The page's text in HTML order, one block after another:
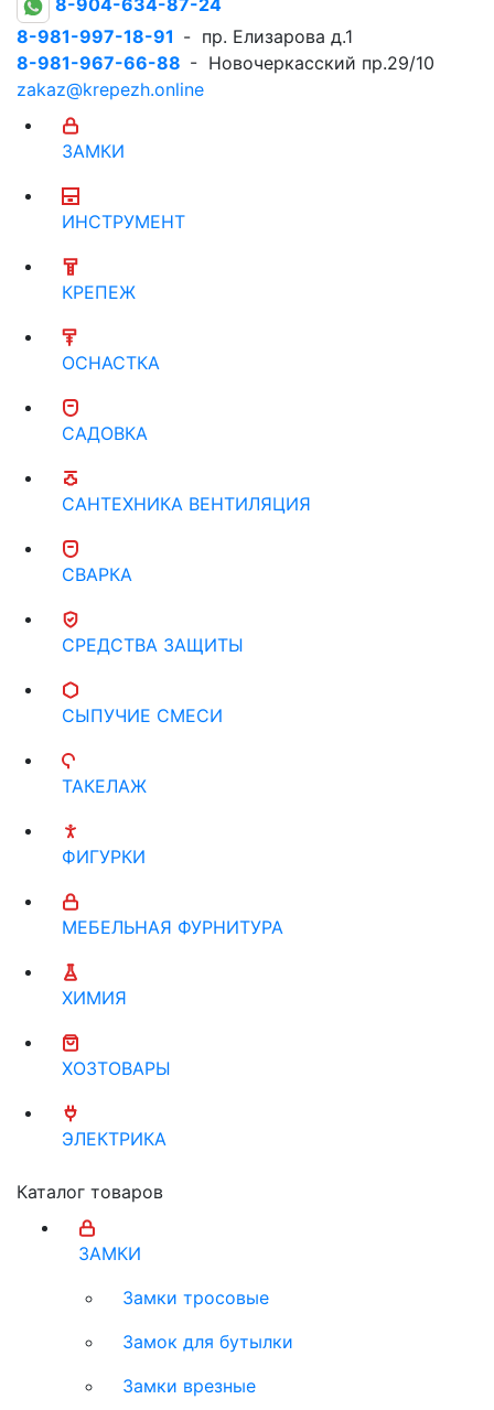
8-981-997-18-91 - пр. Елизарова д.1
8-981-967-66-88 - Новочеркасский пр.29/10
zakaz@krepezh.online
ЗАМКИ
ИНСТРУМЕНТ
КРЕПЕЖ
ОСНАСТКА
САДОВКА
САНТЕХНИКА ВЕНТИЛЯЦИЯ
СВАРКА
СРЕДСТВА ЗАЩИТЫ
СЫПУЧИЕ СМЕСИ
ТАКЕЛАЖ
ФИГУРКИ
МЕБЕЛЬНАЯ ФУРНИТУРА
ХИМИЯ
ХОЗТОВАРЫ
ЭЛЕКТРИКА
Каталог товаров
ЗАМКИ
Замки тросовые
Замок для бутылки
Замки врезные